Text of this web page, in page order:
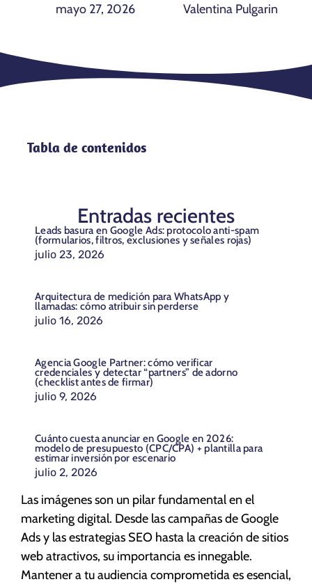
mayo 27, 2026
Valentina Pulgarin
Las imágenes son un pilar fundamental en el
marketing digital. Desde las campañas de Google
Ads y las estrategias SEO hasta la creación de sitios
web atractivos, su importancia es innegable.
Mantener a tu audiencia comprometida es esencial,
Tabla de contenidos
Entradas recientes
Leads basura en Google Ads: protocolo anti-spam
(formularios, filtros, exclusiones y señales rojas)
julio 23, 2026
Arquitectura de medición para WhatsApp y
llamadas: cómo atribuir sin perderse
julio 16, 2026
Agencia Google Partner: cómo verificar
credenciales y detectar “partners” de adorno
(checklist antes de firmar)
julio 9, 2026
Cuánto cuesta anunciar en Google en 2026:
modelo de presupuesto (CPC/CPA) + plantilla para
estimar inversión por escenario
julio 2, 2026